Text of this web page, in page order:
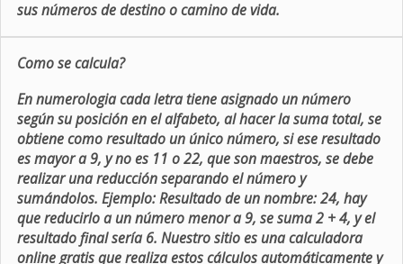
sus números de destino o camino de vida.
Como se calcula?
En numerologia cada letra tiene asignado un número
según su posición en el alfabeto, al hacer la suma total, se
obtiene como resultado un único número, si ese resultado
es mayor a 9, y no es 11 o 22, que son maestros, se debe
realizar una reducción separando el número y
sumándolos. Ejemplo: Resultado de un nombre: 24, hay
que reducirlo a un número menor a 9, se suma 2 + 4, y el
resultado final sería 6. Nuestro sitio es una calculadora
online gratis que realiza estos cálculos automáticamente y